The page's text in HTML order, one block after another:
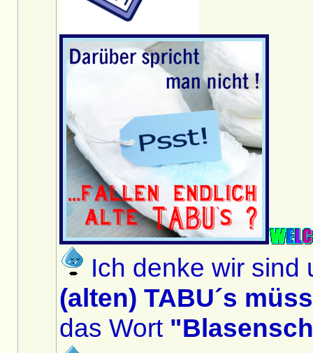
Ich denke wir
(alten) TABU´s
das Wort